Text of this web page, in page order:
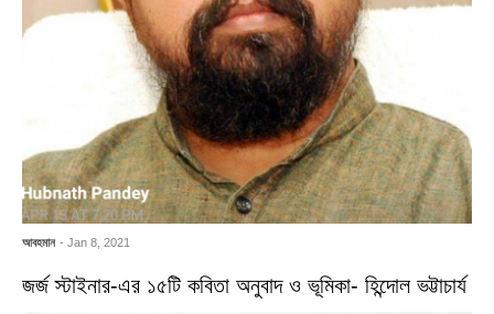
আবহমান - Jan 8, 2021
জর্জ স্টাইনার-এর ১৫টি কবিতা অনুবাদ ও ভূমিকা- হিন্দোল ভট্টাচার্য